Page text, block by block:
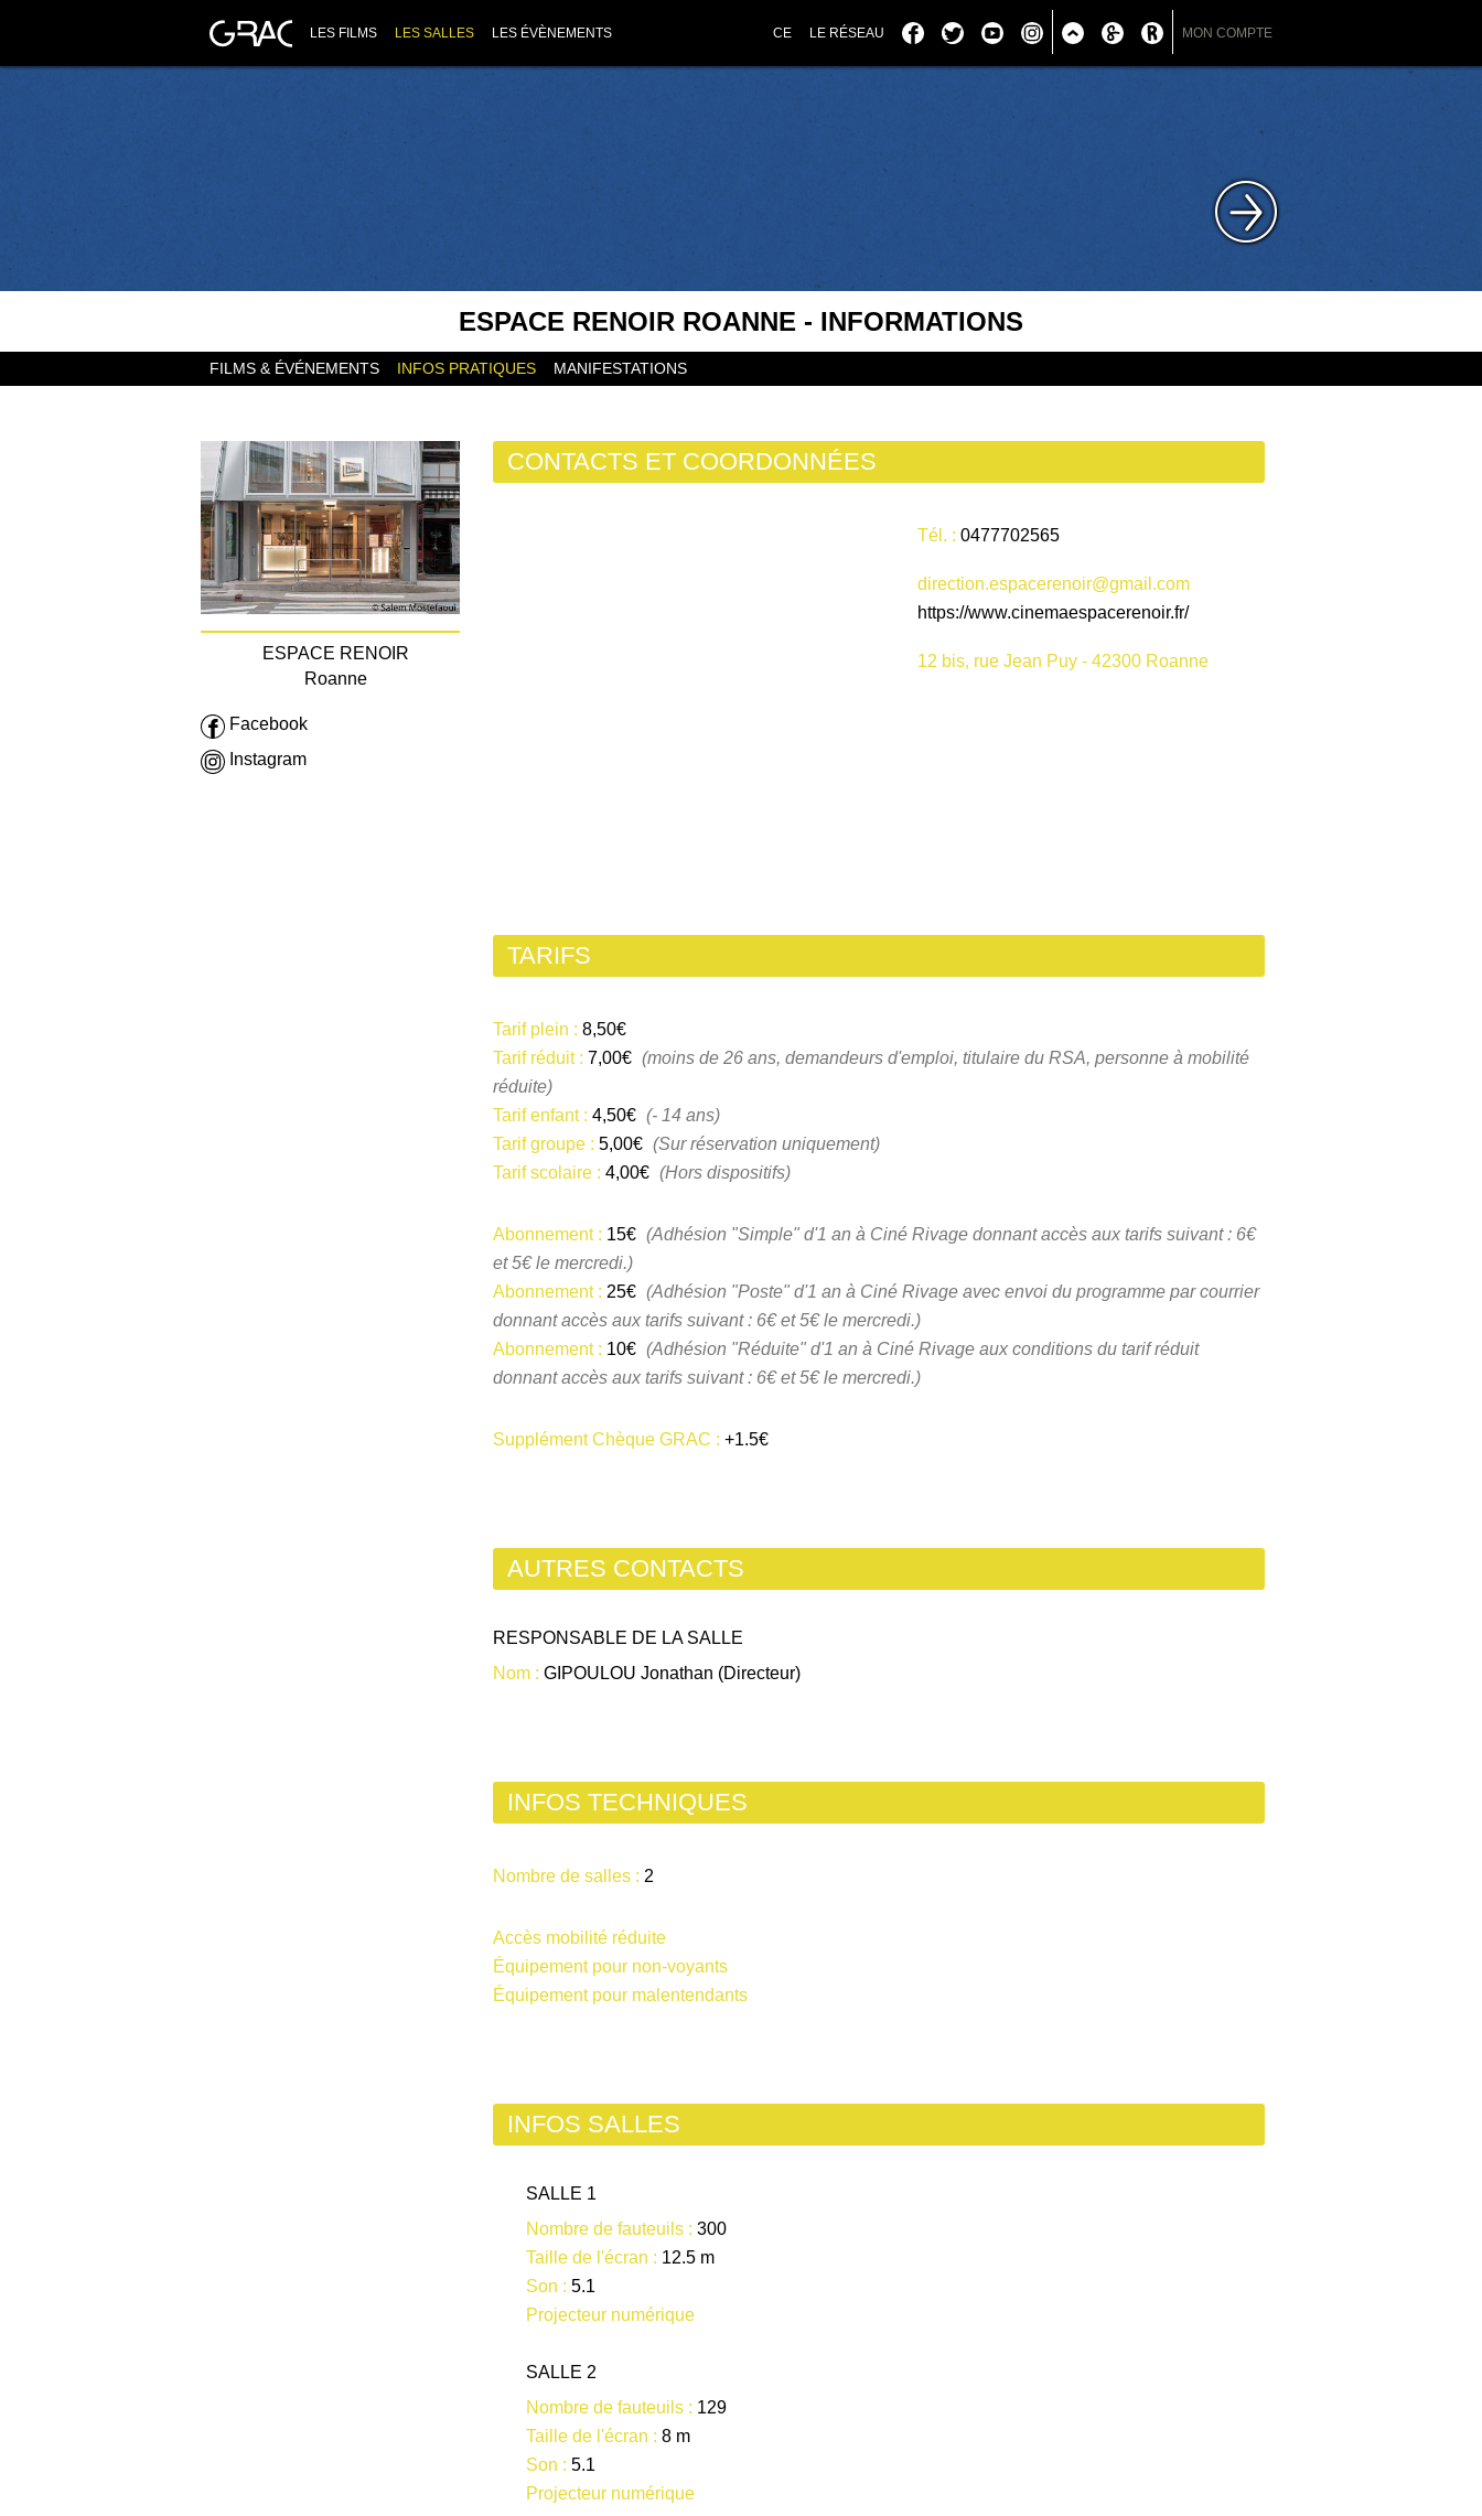
LES FILMS LES SALLES LES ÉVÈNEMENTS CE LE RÉSEAU MON COMPTE
ESPACE RENOIR ROANNE - INFORMATIONS
FILMS & ÉVÉNEMENTS INFOS PRATIQUES MANIFESTATIONS
ESPACE RENOIR
Roanne
Facebook
Instagram
CONTACTS ET COORDONNÉES
Tél. : 0477702565
direction.espacerenoir@gmail.com
https://www.cinemaespacerenoir.fr/
12 bis, rue Jean Puy - 42300 Roanne
TARIFS
Tarif plein : 8,50€
Tarif réduit : 7,00€ (moins de 26 ans, demandeurs d'emploi, titulaire du RSA, personne à mobilité
réduite)
Tarif enfant : 4,50€ (- 14 ans)
Tarif groupe : 5,00€ (Sur réservation uniquement)
Tarif scolaire : 4,00€ (Hors dispositifs)
Abonnement : 15€ (Adhésion "Simple" d'1 an à Ciné Rivage donnant accès aux tarifs suivant : 6€
et 5€ le mercredi.)
Abonnement : 25€ (Adhésion "Poste" d'1 an à Ciné Rivage avec envoi du programme par courrier
donnant accès aux tarifs suivant : 6€ et 5€ le mercredi.)
Abonnement : 10€ (Adhésion "Réduite" d'1 an à Ciné Rivage aux conditions du tarif réduit
donnant accès aux tarifs suivant : 6€ et 5€ le mercredi.)
Supplément Chèque GRAC : +1.5€
AUTRES CONTACTS
RESPONSABLE DE LA SALLE
Nom : GIPOULOU Jonathan (Directeur)
INFOS TECHNIQUES
Nombre de salles : 2
Accès mobilité réduite
Équipement pour non-voyants
Équipement pour malentendants
INFOS SALLES
SALLE 1
Nombre de fauteuils : 300
Taille de l'écran : 12.5 m
Son : 5.1
Projecteur numérique
SALLE 2
Nombre de fauteuils : 129
Taille de l'écran : 8 m
Son : 5.1
Projecteur numérique